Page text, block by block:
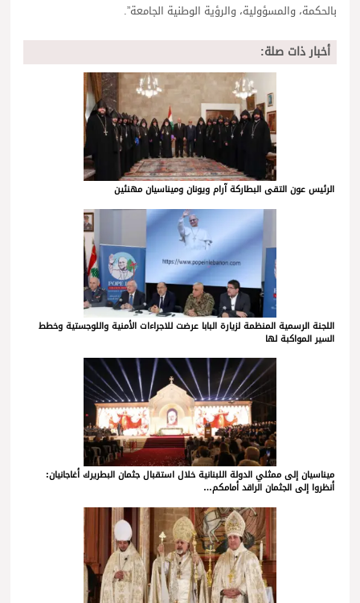
بالحكمة، والمسؤولية، والرؤية الوطنية الجامعة”.
أخبار ذات صلة:
الرئيس عون التقى البطاركة آرام ويونان وميناسيان مهنئين
اللجنة الرسمية المنظمة لزيارة البابا عرضت للاجراءات الأمنية واللوجستية وخطط
السير المواكبة لها
ميناسيان إلى ممثلي الدولة اللبنانية خلال استقبال جثمان البطريرك أغاجانيان:
أنظروا إلى الجثمان الراقد أمامكم…